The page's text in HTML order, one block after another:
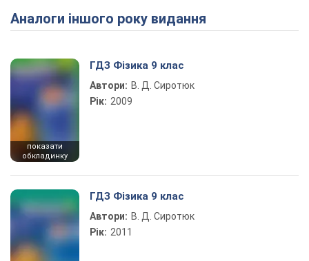
Play Video
Аналоги іншого року видання
показати
обкладинку
ГДЗ Фізика 9 клас
Автори: В. Д. Сиротюк
Рік: 2009
ГДЗ Фізика 9 клас
Автори: В. Д. Сиротюк
Рік: 2011